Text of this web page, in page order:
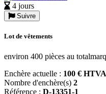
4 jours
Suivre
Lot de vêtements
environ 400 pièces au
Enchère actuelle : 100 €
Nombre d'enchère(s) 2
Référence : D-13351-1